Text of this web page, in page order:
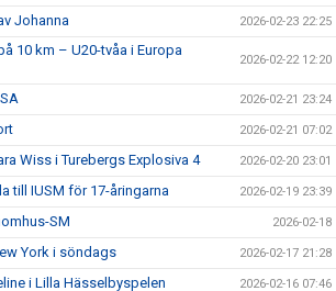
Johanna 2026-02-23 22:25
10 km – U20-tvåa i Europa
2026-02-22 12:20
2026-02-21 23:24
2026-02-21 07:02
Wiss i Turebergs Explosiva 4 2026-02-20 23:01
till IUSM för 17-åringarna 2026-02-19 23:39
SM 2026-02-18
York i söndags 2026-02-17 21:28
i Lilla Hässelbyspelen 2026-02-16 07:46